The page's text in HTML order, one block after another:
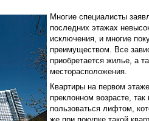
Многие специалисты
последних этажах
исключения, и многие
преимуществом. Все
приобретается жилье, а
месторасположения.
Квартиры на первом
преклонном возрасте,
пользоваться лифтом,